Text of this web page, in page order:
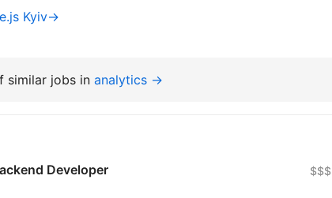
Kyiv→
similar jobs in analytics →
Developer $$$